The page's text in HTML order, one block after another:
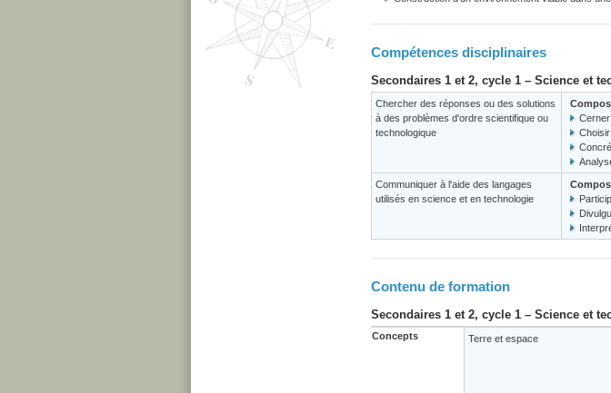
Compétences disciplinaires
Secondaires 1 et 2, cycle 1 – Science et
Chercher des réponses ou des solutions
à des problèmes d'ordre scientifique ou
technologique
Communiquer à l'aide des langages
utilisés en science et en technologie
Contenu de formation
Secondaires 1 et 2, cycle 1 – Science et
Concepts Terre et espace